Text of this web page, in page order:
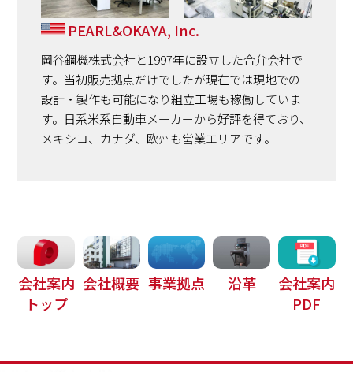
PEARL&OKAYA, Inc.
岡谷鋼機株式会社と1997年に設立した合弁会社で
す。当初販売拠点だけでしたが現在では現地での
設計・製作も可能になり組立工場も稼働していま
す。日系米系自動車メーカーから好評を得ており、
メキシコ、カナダ、欧州も営業エリアです。
会社案内
トップ
会社概要 事業拠点 沿革
会社案内
PDF